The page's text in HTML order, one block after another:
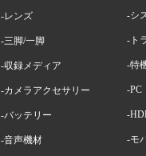
-レンズ
-三脚/一脚
-収録メディア
-カメラアクセサリー
-バッテリー
-音声機材
-シ
-ト
-特
-PC
-
-モ